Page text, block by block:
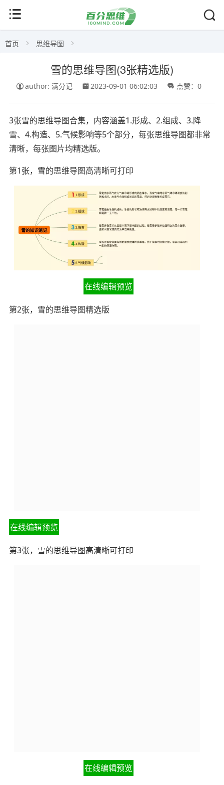
首页 思维导图
雪的思维导图(3张精选版)
author: 满分记 2023-09-01 06:02:03 点赞：0
3张雪的思维导图合集，内容涵盖1.形成、2.组成、3.降
雪、4.构造、5.气候影响等5个部分，每张思维导图都非常
清晰，每张图片均精选版。
第1张，雪的思维导图高清晰可打印
在线编辑预览
第2张，雪的思维导图精选版
在线编辑预览
第3张，雪的思维导图高清晰可打印
在线编辑预览